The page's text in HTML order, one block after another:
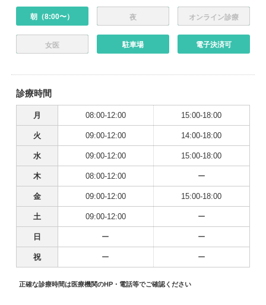
朝（8:00〜） 夜 オンライン診療
女医 駐車場 電子決済可
診療時間
月 08:00-12:00 15:00-18:00
火 09:00-12:00 14:00-18:00
水 09:00-12:00 15:00-18:00
木 08:00-12:00 ー
金 09:00-12:00 15:00-18:00
土 09:00-12:00 ー
日 ー ー
祝 ー ー
正確な診療時間は医療機関のHP・電話等でご確認ください